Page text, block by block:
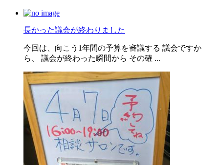
長かった議会が終わりました
今回は、向こう1年間の予算を審議する 議会ですか
ら、 議会が終わった瞬間から その確 ...